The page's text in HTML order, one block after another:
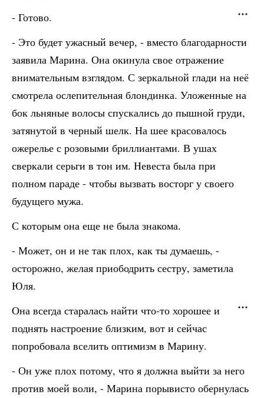
- Готово.
- Это будет ужасный вечер, - вместо благодарности
заявила Марина. Она окинула свое отражение
внимательным взглядом. С зеркальной глади на неё
смотрела ослепительная блондинка. Уложенные на
бок льняные волосы спускались до пышной груди,
затянутой в черный шелк. На шее красовалось
ожерелье с розовыми бриллиантами. В ушах
сверкали серьги в тон им. Невеста была при
полном параде - чтобы вызвать восторг у своего
будущего мужа.
С которым она еще не была знакома.
- Может, он и не так плох, как ты думаешь, -
осторожно, желая приободрить сестру, заметила
Юля.
Она всегда старалась найти что-то хорошее и
поднять настроение близким, вот и сейчас
попробовала вселить оптимизм в Марину.
- Он уже плох потому, что я должна выйти за него
против моей воли, - Марина порывисто обернулась